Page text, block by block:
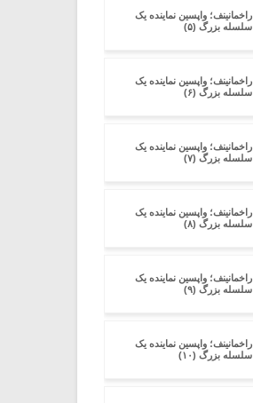
راخمانینف؛ واپسین نماینده یک
سلسله بزرگ (۵)
راخمانینف؛ واپسین نماینده یک
سلسله بزرگ (۶)
راخمانینف؛ واپسین نماینده یک
سلسله بزرگ (۷)
راخمانینف؛ واپسین نماینده یک
سلسله بزرگ (۸)
راخمانینف؛ واپسین نماینده یک
سلسله بزرگ (۹)
راخمانینف؛ واپسین نماینده یک
سلسله بزرگ (۱۰)